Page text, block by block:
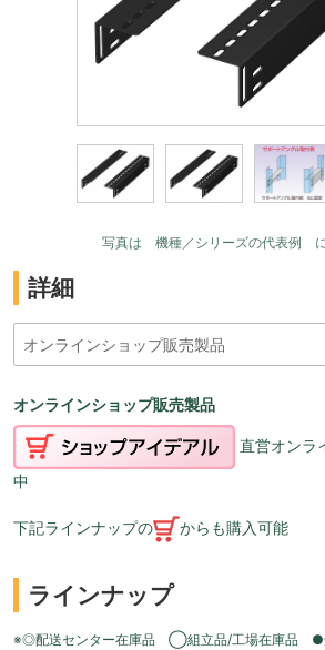
写真は 機種／シリーズの代表例 に
詳細
オンラインショップ販売製品
直営オンラ
中
下記ラインナップの からも購入可能
ラインナップ
※◎配送センター在庫品 ◯組立品/工場在庫品